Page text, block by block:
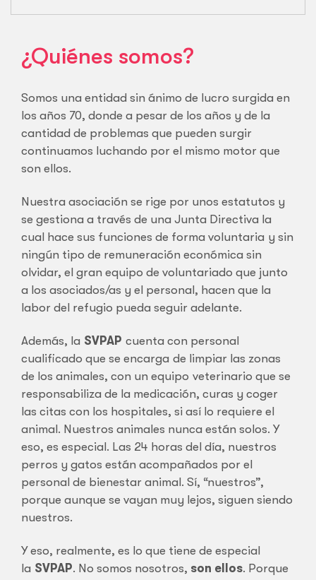
¿Quiénes somos?
Somos una entidad sin ánimo de lucro surgida en
los años 70, donde a pesar de los años y de la
cantidad de problemas que pueden surgir
continuamos luchando por el mismo motor que
son ellos.
Nuestra asociación se rige por unos estatutos y
se gestiona a través de una Junta Directiva la
cual hace sus funciones de forma voluntaria y sin
ningún tipo de remuneración económica sin
olvidar, el gran equipo de voluntariado que junto
a los asociados/as y el personal, hacen que la
labor del refugio pueda seguir adelante.
Además, la SVPAP cuenta con personal
cualificado que se encarga de limpiar las zonas
de los animales, con un equipo veterinario que se
responsabiliza de la medicación, curas y coger
las citas con los hospitales, si así lo requiere el
animal. Nuestros animales nunca están solos. Y
eso, es especial. Las 24 horas del día, nuestros
perros y gatos están acompañados por el
personal de bienestar animal. Sí, “nuestros”,
porque aunque se vayan muy lejos, siguen siendo
nuestros.
Y eso, realmente, es lo que tiene de especial
la SVPAP. No somos nosotros, son ellos. Porque